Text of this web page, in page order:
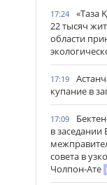
17:24
«Таза
22 тысяч
области
17:19
купание в
17:09
в заседании
совета в
Чолпон-Ате